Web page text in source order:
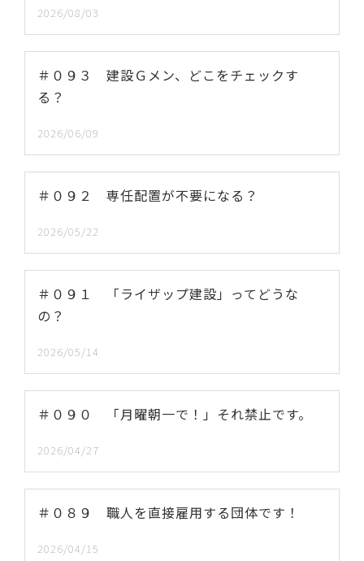
2026/08/03
＃０９３ 建設Ｇメン、どこをチェックす
る？
2026/06/09
＃０９２ 専任配置が不要になる？
2026/05/22
＃０９１ 「ライザップ建設」ってどうな
の？
2026/05/14
＃０９０ 「月曜朝一で！」それ禁止です。
2026/04/27
＃０８９ 職人を直接雇用する団体です！
2026/04/15